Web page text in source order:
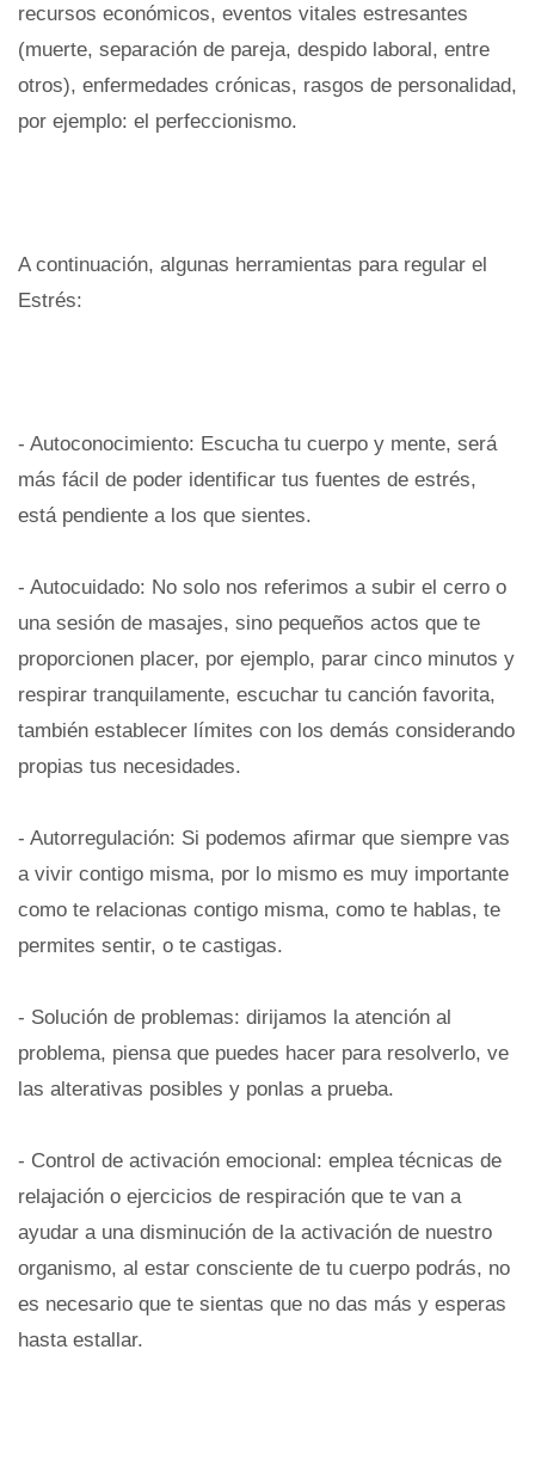
recursos económicos, eventos vitales estresantes
(muerte, separación de pareja, despido laboral, entre
otros), enfermedades crónicas, rasgos de personalidad,
por ejemplo: el perfeccionismo.
A continuación, algunas herramientas para regular el
Estrés:
- Autoconocimiento: Escucha tu cuerpo y mente, será
más fácil de poder identificar tus fuentes de estrés,
está pendiente a los que sientes.
- Autocuidado: No solo nos referimos a subir el cerro o
una sesión de masajes, sino pequeños actos que te
proporcionen placer, por ejemplo, parar cinco minutos y
respirar tranquilamente, escuchar tu canción favorita,
también establecer límites con los demás considerando
propias tus necesidades.
- Autorregulación: Si podemos afirmar que siempre vas
a vivir contigo misma, por lo mismo es muy importante
como te relacionas contigo misma, como te hablas, te
permites sentir, o te castigas.
- Solución de problemas: dirijamos la atención al
problema, piensa que puedes hacer para resolverlo, ve
las alterativas posibles y ponlas a prueba.
- Control de activación emocional: emplea técnicas de
relajación o ejercicios de respiración que te van a
ayudar a una disminución de la activación de nuestro
organismo, al estar consciente de tu cuerpo podrás, no
es necesario que te sientas que no das más y esperas
hasta estallar.